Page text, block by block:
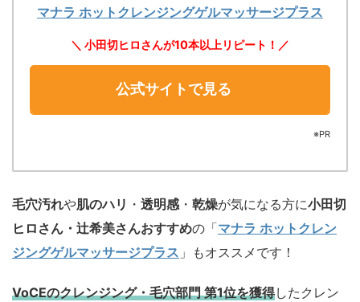
マナラ ホットクレンジングゲルマッサージプラス
＼ 小田切ヒロさんが10本以上リピート！／
公式サイトで見る
※PR
毛穴汚れや肌のハリ ・ 透明感・ 乾燥が気になる方に小田切
ヒロさん・辻希美さんおすすめの「マナラ ホットクレン
ジングゲルマッサージプラス 」もオススメです！
VoCEのクレンジング・毛穴部門 第1位を獲得したクレン